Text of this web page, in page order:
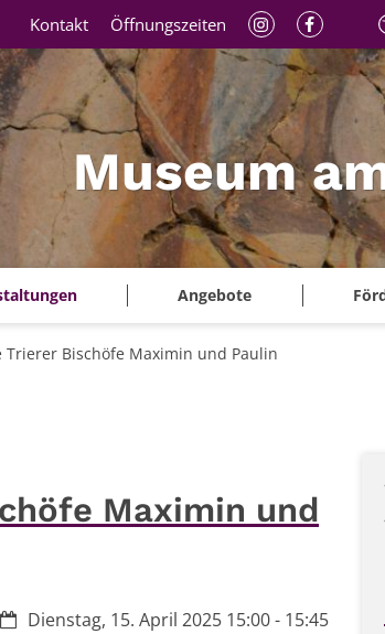
Museum
Angebote
Kontakt Öffnungszeiten
Bischöfe Maximin und Paulin
Maximin und
Datum:Dienstag, 15. April 2025 15:00 - 15:45